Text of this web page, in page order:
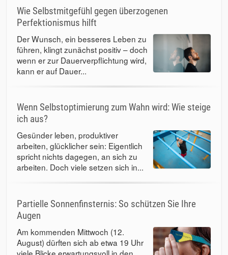
Wie Selbstmitgefühl gegen überzogenen
Perfektionismus hilft
Der Wunsch, ein besseres Leben zu
führen, klingt zunächst positiv – doch
wenn er zur Dauerverpflichtung wird,
kann er auf Dauer...
Wenn Selbstoptimierung zum Wahn wird: Wie steige
ich aus?
Gesünder leben, produktiver
arbeiten, glücklicher sein: Eigentlich
spricht nichts dagegen, an sich zu
arbeiten. Doch viele setzen sich in...
Partielle Sonnenfinsternis: So schützen Sie Ihre
Augen
Am kommenden Mittwoch (12.
August) dürften sich ab etwa 19 Uhr
viele Blicke erwartungsvoll in den